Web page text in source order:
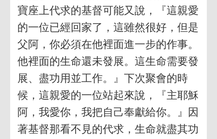
寶座上代求的基督可能又說，『這親愛
的一位已經回家了，這雖然很好，但是
父阿，你必須在他裡面進一步的作事。
他裡面的生命還未發展。這生命需要發
展、盡功用並工作。』下次聚會的時
候，這親愛的一位站起來說，『主耶穌
阿，我愛你，我把自己奉獻給你。』因
著基督那看不見的代求，生命就盡其功